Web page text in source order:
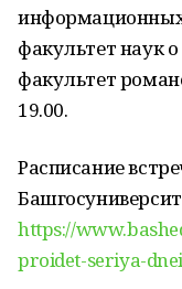
факультет наук
факультет
19.00.
Расписание
https://
proidet-seriya-